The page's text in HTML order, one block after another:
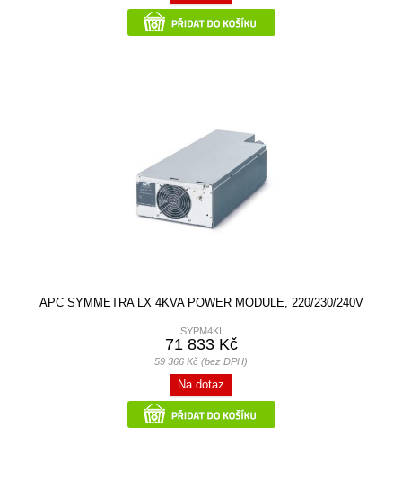
APC SYMMETRA LX 4KVA POWER MODULE, 220/230/240V
SYPM4KI
71 833 Kč
59 366 Kč (bez DPH)
Na dotaz